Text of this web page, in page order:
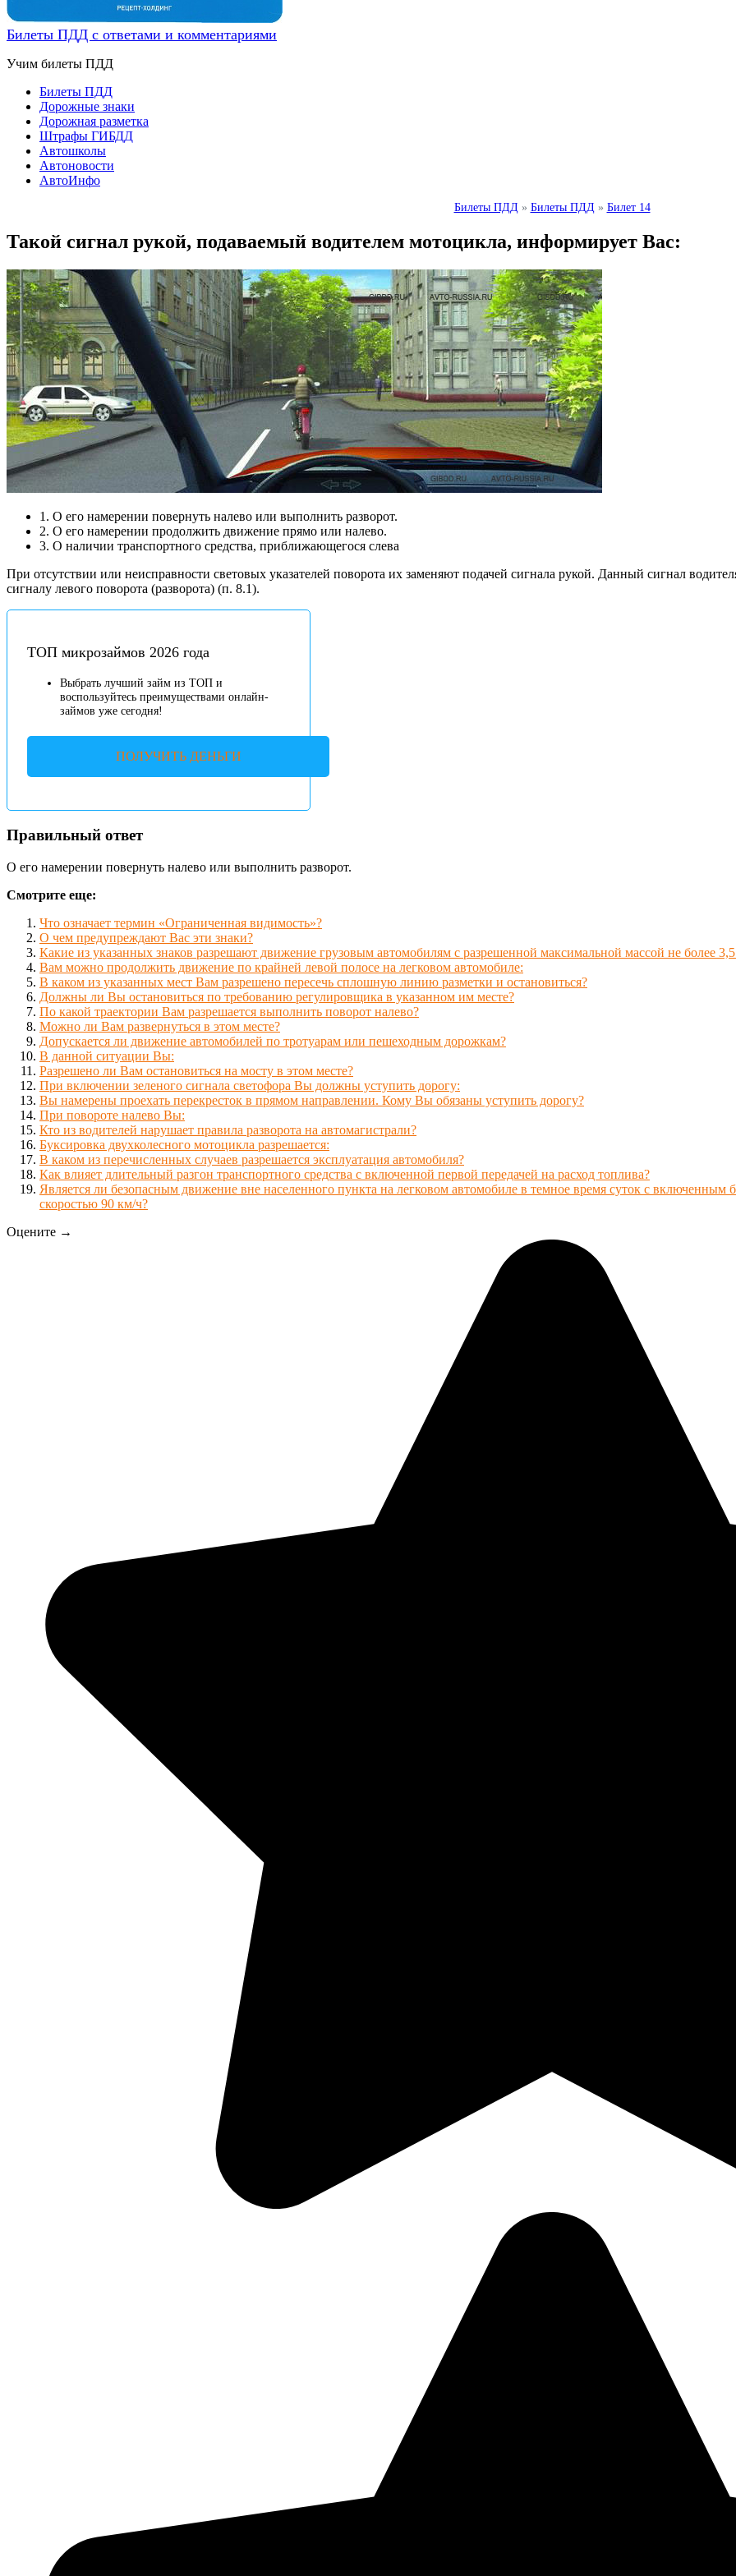
Билеты ПДД с ответами и комментариями
Учим билеты ПДД
Билеты ПДД
Дорожные знаки
Дорожная разметка
Штрафы ГИБДД
Автошколы
Автоновости
АвтоИнфо
Билеты ПДД » Билеты ПДД » Билет 14
Такой сигнал рукой, подаваемый водителем мотоцикла, информирует Вас:
1. О его намерении повернуть налево или выполнить разворот.
2. О его намерении продолжить движение прямо или налево.
3. О наличии транспортного средства, приближающегося слева
При отсутствии или неисправности световых указателей поворота их заменяют подачей сигнала рукой. Данный сигнал
сигналу левого поворота (разворота) (п. 8.1).
ТОП микрозаймов 2026 года
Выбрать лучший займ из ТОП и
воспользуйтесь преимуществами онлайн-
займов уже сегодня!
ПОЛУЧИТЬ ДЕНЬГИ
Правильный ответ
О его намерении повернуть налево или выполнить разворот.
Смотрите еще:
Что означает термин «Ограниченная видимость»?
О чем предупреждают Вас эти знаки?
Какие из указанных знаков разрешают движение грузовым автомобилям с разрешенной максимальной массой не более 3,5
Вам можно продолжить движение по крайней левой полосе на легковом автомобиле:
В каком из указанных мест Вам разрешено пересечь сплошную линию разметки и остановиться?
Должны ли Вы остановиться по требованию регулировщика в указанном им месте?
По какой траектории Вам разрешается выполнить поворот налево?
Можно ли Вам развернуться в этом месте?
Допускается ли движение автомобилей по тротуарам или пешеходным дорожкам?
В данной ситуации Вы:
Разрешено ли Вам остановиться на мосту в этом месте?
При включении зеленого сигнала светофора Вы должны уступить дорогу:
Вы намерены проехать перекресток в прямом направлении. Кому Вы обязаны уступить дорогу?
При повороте налево Вы:
Кто из водителей нарушает правила разворота на автомагистрали?
Буксировка двухколесного мотоцикла разрешается:
В каком из перечисленных случаев разрешается эксплуатация автомобиля?
Как влияет длительный разгон транспортного средства с включенной первой передачей на расход топлива?
Является ли безопасным движение вне населенного пункта на легковом автомобиле в темное время суток с
скоростью 90 км/ч?
Оцените →